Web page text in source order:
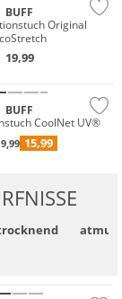
BUFF
Original
19,99
BUFF
CoolNet UV®
15,99